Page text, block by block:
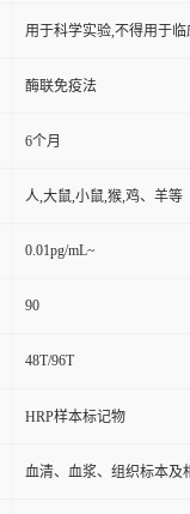
用于科学实验,不得用于临
酶联免疫法
6个月
人,大鼠,小鼠,猴,鸡、羊等
0.01pg/mL~
90
48T/96T
HRP样本标记物
血清、血浆、组织标本及